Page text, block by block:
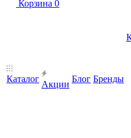
Корзина 0
Каталог
Акции
Блог Бренды